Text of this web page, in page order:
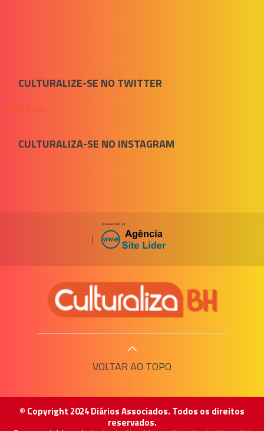
CULTURALIZE-SE NO TWITTER
Meus Tuítes
CULTURALIZA-SE NO INSTAGRAM
|
VOLTAR AO TOPO
© Copyright 2024 Diários Associados. Todos os direitos
reservados.